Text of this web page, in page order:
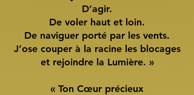
D’agir.
De voler haut et loin.
De naviguer porté par les vents.
J’ose couper à la racine les blocages
et rejoindre la Lumière. »
« Ton Cœur précieux